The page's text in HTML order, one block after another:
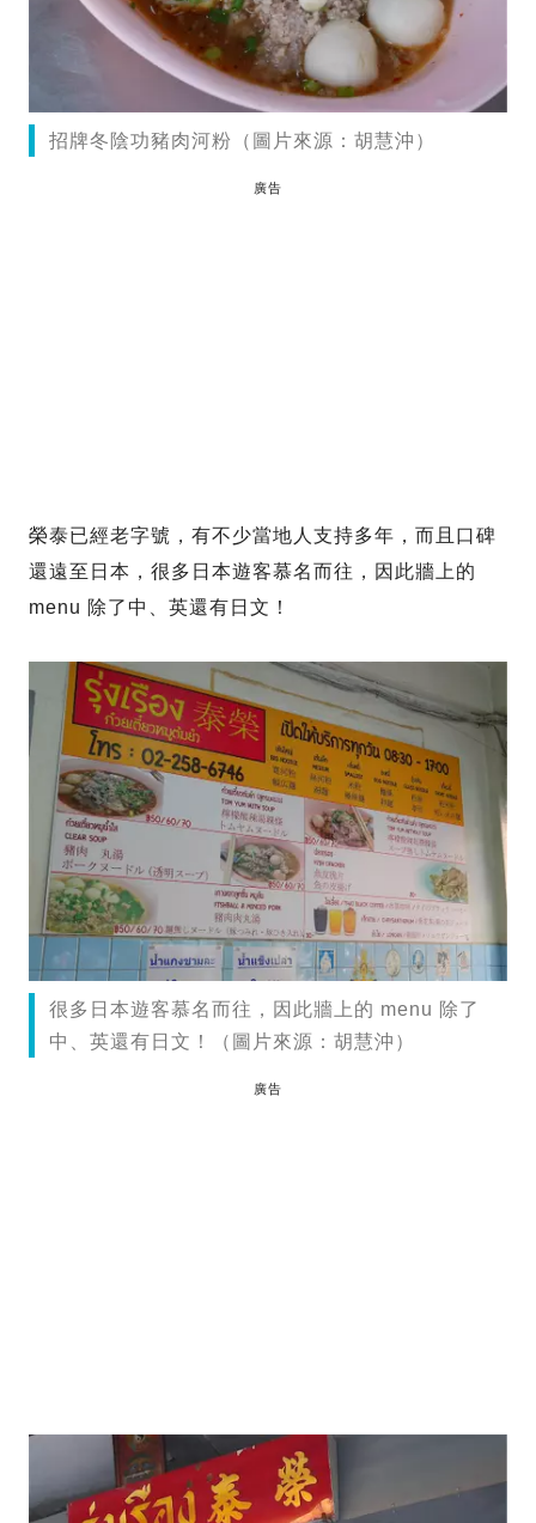
招牌冬陰功豬肉河粉（圖片來源：胡慧沖）
廣告
榮泰已經老字號，有不少當地人支持多年，而且口碑
還遠至日本，很多日本遊客慕名而往，因此牆上的
menu 除了中、英還有日文！
很多日本遊客慕名而往，因此牆上的 menu 除了
中、英還有日文！（圖片來源：胡慧沖）
廣告